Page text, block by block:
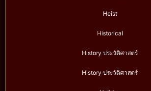
Heist
Historical
History ประวัติศาสตร์
History ประวัติศาสตร์